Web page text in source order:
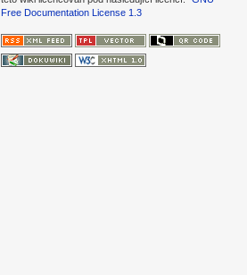
Free Documentation License 1.3